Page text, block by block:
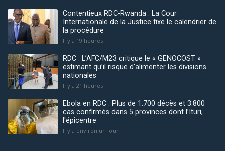
Contentieux RDC-Rwanda : La Cour
Internationale de la Justice fixe le calendrier de
la procédure
Il y a 19 heures
RDC : L’AFC/M23 critique le « GENOCOST »
estimant qu’il risque d'alimenter les divisions
nationales
Il y a 21 heures
Ebola en RDC : Plus de 1.700 décès et 3.800
cas confirmés dans 5 provinces dont l’Ituri,
l'épicentre
Il y a environ un jour